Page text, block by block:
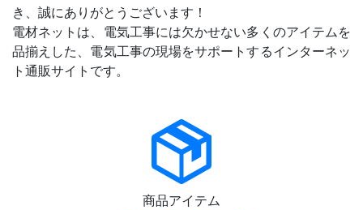
き、誠にありがとうございます！
電材ネットは、電気工事には欠かせない多くのアイテムを
品揃えした、電気工事の現場をサポートするインターネッ
ト通販サイトです。
商品アイテム